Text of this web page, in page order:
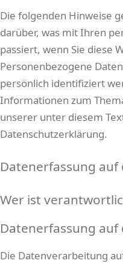
Die folgenden Hinweise
darüber, was mit Ihren
passiert, wenn Sie diese
Personenbezogene
persönlich identifiziert
Informationen zum
unserer unter diesem
Datenschutzerklärung.
Datenerfassung auf
Wer ist
Datenerfassung auf
Die Datenverarbeitung